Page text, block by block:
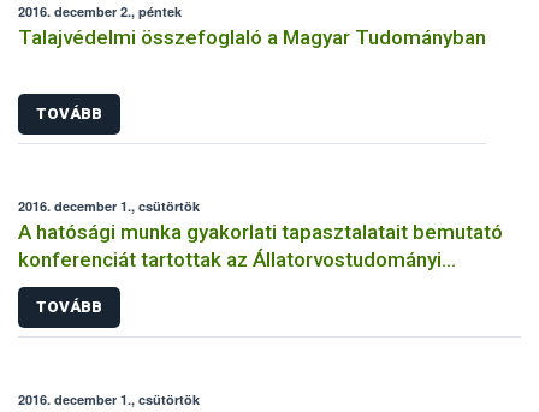
2016. december 2., péntek
Talajvédelmi összefoglaló a Magyar Tudományban
TOVÁBB
2016. december 1., csütörtök
A hatósági munka gyakorlati tapasztalatait bemutató
konferenciát tartottak az Állatorvostudományi
Egyetemen
TOVÁBB
2016. december 1., csütörtök